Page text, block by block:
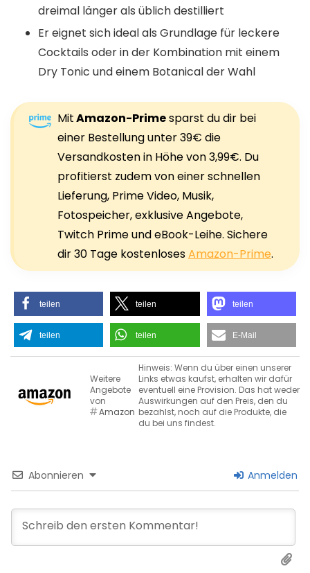
dreimal länger als üblich destilliert
Er eignet sich ideal als Grundlage für leckere
Cocktails oder in der Kombination mit einem
Dry Tonic und einem Botanical der Wahl
MitAmazon-Primesparst du dir bei
einer Bestellung unter 39€ die
Versandkosten in Höhe von 3,99€. Du
profitierst zudem von einer schnellen
Lieferung, Prime Video, Musik,
Fotospeicher, exklusive Angebote,
Twitch Prime und eBook-Leihe. Sichere
dir 30 Tage kostenlosesAmazon-Prime.
teilen teilen teilen
teilen teilen E-Mail
Weitere
Angebote
von
Amazon
Hinweis: Wenn du über einen unserer
Links etwas kaufst, erhalten wir dafür
eventuell eine Provision. Das hat weder
Auswirkungen auf den Preis, den du
bezahlst, noch auf die Produkte, die
du bei uns findest.
Abonnieren Anmelden